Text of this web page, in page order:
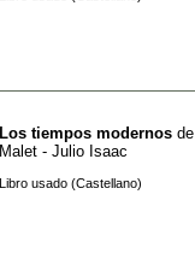
Los tiempos modernos
Malet - Julio Isaac
Libro usado (Castellano)